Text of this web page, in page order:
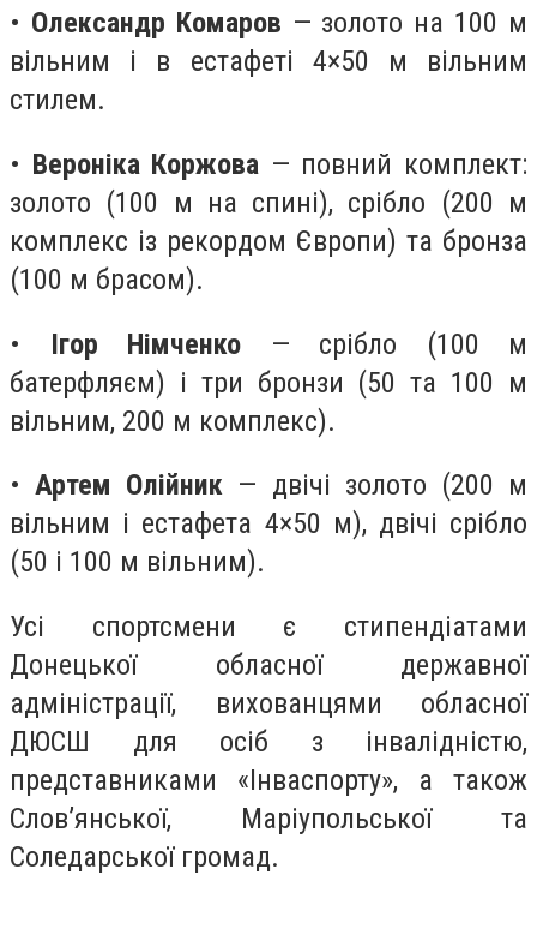
• Олександр Комаров — золото на 100 м
вільним і в естафеті 4×50 м вільним
стилем.
• Вероніка Коржова — повний комплект:
золото (100 м на спині), срібло (200 м
комплекс із рекордом Європи) та бронза
(100 м брасом).
• Ігор Німченко — срібло (100 м
батерфляєм) і три бронзи (50 та 100 м
вільним, 200 м комплекс).
•Артем Олійник — двічі золото (200 м
вільним і естафета 4×50 м), двічі срібло
(50 і 100 м вільним).
Усі спортсмени є стипендіатами
Донецької обласної державної
адміністрації, вихованцями обласної
ДЮСШ для осіб з інвалідністю,
представниками «Інваспорту», а також
Слов’янської, Маріупольської та
Соледарської громад.